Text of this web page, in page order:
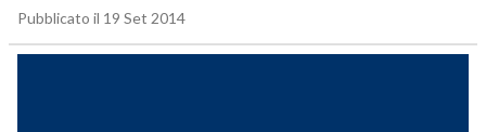
Pubblicato il 19 Set 2014